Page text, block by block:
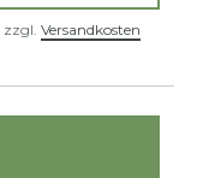
zzgl. Versandkosten